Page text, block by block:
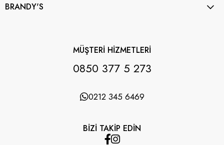
BRANDY'S
MÜŞTERİ HİZMETLERİ
0850 377 5 273
0212 345 6469
BİZİ TAKİP EDİN